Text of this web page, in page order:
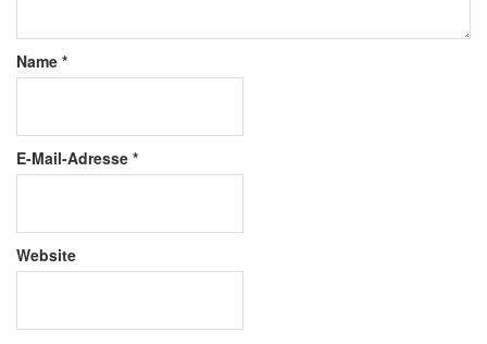
Name *
E-Mail-Adresse *
Website